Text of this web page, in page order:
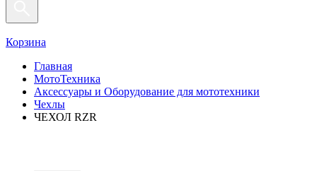
Корзина
Главная
МотоТехника
Аксессуары и Оборудование для мототехники
Чехлы
ЧЕХОЛ RZR